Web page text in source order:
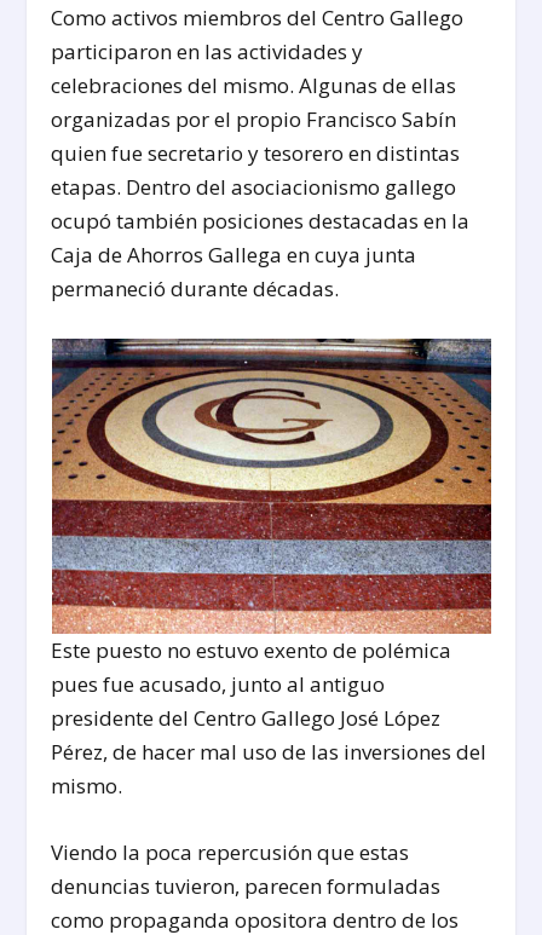
Como activos miembros del Centro Gallego
participaron en las actividades y
celebraciones del mismo. Algunas de ellas
organizadas por el propio Francisco Sabín
quien fue secretario y tesorero en distintas
etapas. Dentro del asociacionismo gallego
ocupó también posiciones destacadas en la
Caja de Ahorros Gallega en cuya junta
permaneció durante décadas.
Este puesto no estuvo exento de polémica
pues fue acusado, junto al antiguo
presidente del Centro Gallego José López
Pérez, de hacer mal uso de las inversiones del
mismo.
Viendo la poca repercusión que estas
denuncias tuvieron, parecen formuladas
como propaganda opositora dentro de los